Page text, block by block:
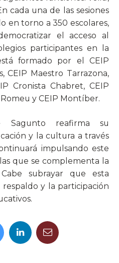
cada una de las sesiones
en torno a 350 escolares,
el acceso al
participantes en la
formado por el CEIP
CEIP Maestro Tarrazona,
Cronista Chabret, CEIP
Romeu y CEIP Montíber.
Sagunto reafirma su
y la cultura a través
impulsando este
que se complementa la
subrayar que esta
y la participación